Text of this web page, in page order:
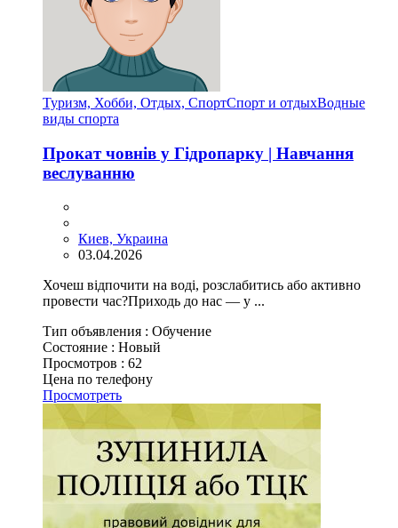
Туризм, Хобби, Отдых, СпортСпорт и отдыхВодные
виды спорта
Прокат човнів у Гідропарку | Навчання
веслуванню
Киев, Украина
03.04.2026
Хочеш відпочити на воді, розслабитись або активно
провести час?Приходь до нас — у ...
Тип объявления : Обучение
Состояние : Новый
Просмотров : 62
Цена по телефону
Просмотреть